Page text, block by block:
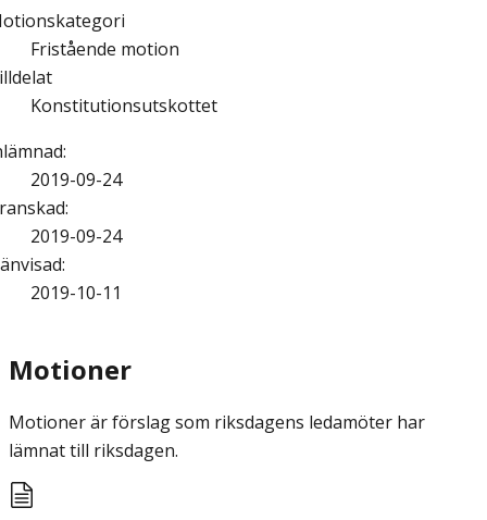
Fristående motion
Konstitutionsutskottet
:
2019-09-24
:
2019-09-24
:
2019-10-11
Motioner
Motioner är förslag som riksdagens ledamöter har
lämnat till riksdagen.